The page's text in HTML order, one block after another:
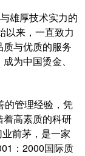
雄厚技术实力的
以来，一直致力
与优质的服务
为中国烫金、
管理经验，凭
高素质的科研
前茅，是一家
：2000国际质